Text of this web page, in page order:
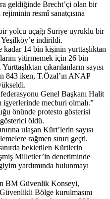
geldiğinde Brecht’çi olan bir
resmî sanatçısına
yolcu uçağı Suriye uyruklu bir
Yeşilköy’e indirildi.
kadar 14 bin kişinin yurttaşlıktan
yitirmemek için 26 bin
çıkarılanların sayısı
843 iken, T.Özal’ın ANAP
Genel Başkanı Halit
mecburi olmalı.”
önünde protesto gösterisi
öldü.
ulaşan Kürt’lerin sayısı
rağmen sınırı geçti.
bekletilen Kürtlerin
Milletler’in denetiminde
yardımında bulunmayı
BM Güvenlik Konseyi,
Bölge kurulmasını